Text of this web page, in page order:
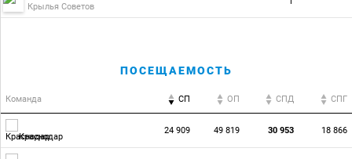
Крылья Советов
ПОСЕЩАЕМОСТЬ
Команда СП ОП CПД CПГ
Краснодар
24 909 49 819 30 953 18 866